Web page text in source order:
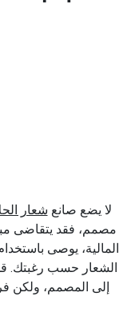
لا يضع صانع شعار
مصمم، فقد يتقاضى
المالية، يوصى
الشعار حسب رغبتك.
إلى المصمم، ولكن